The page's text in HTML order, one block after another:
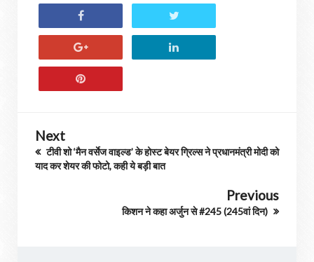
Next
टीवी शो ‘मैन वर्सेज वाइल्ड’ के होस्ट बेयर ग्रिल्स ने प्रधानमंत्री मोदी को
याद कर शेयर की फोटो, कही ये बड़ी बात
Previous
किशन ने कहा अर्जुन से #245 (245वां दिन)